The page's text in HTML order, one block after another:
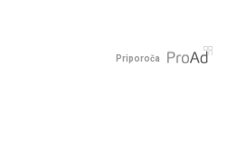
Priporoča